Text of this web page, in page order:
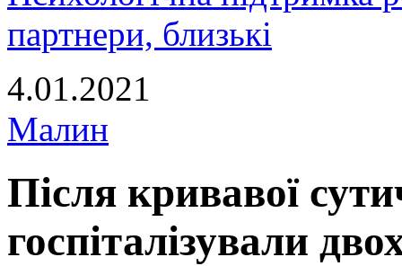
партнери, близькі
4.01.2021
Малин
Після кривавої
госпіталізували